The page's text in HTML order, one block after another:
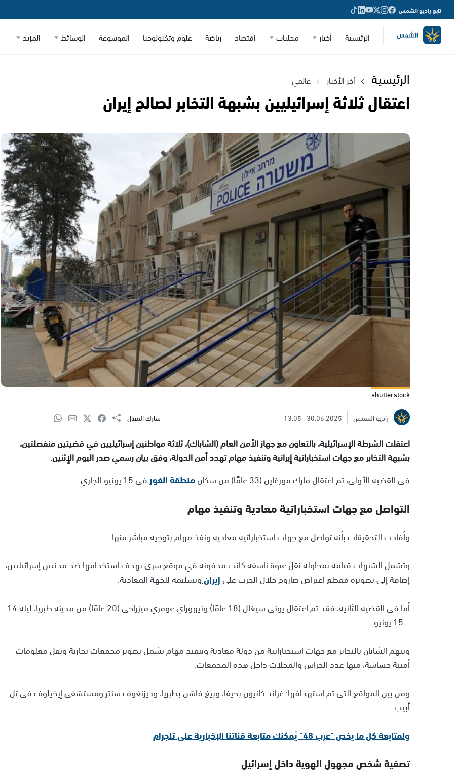
تابع راديو الشمس
الرئيسية أخبار محليات اقتصاد رياضة علوم وتكنولوجيا الموسوعة الوسائط المزيد
الرئيسية آخر الأخبار عالمي
اعتقال ثلاثة إسرائيليين بشبهة التخابر لصالح إيران
shutterstock
راديو الشمس
30.06.2025
13:05 شارك المقال
اعتقلت الشرطة الإسرائيلية، بالتعاون مع جهاز الأمن العام (الشاباك)، ثلاثة مواطنين إسرائيليين في قضيتين منفصلتين،
بشبهة التخابر مع جهات استخباراتية إيرانية وتنفيذ مهام تهدد أمن الدولة، وفق بيان رسمي صدر اليوم الإثنين.
في القضية الأولى، تم اعتقال مارك مورغاين (33 عامًا) من سكان
منطقة الغور في 15 يونيو الجاري.
التواصل مع جهات استخباراتية معادية وتنفيذ مهام
وأفادت التحقيقات بأنه تواصل مع جهات استخباراتية معادية ونفذ مهام بتوجيه مباشر منها.
وتشمل الشبهات قيامه بمحاولة نقل عبوة ناسفة كانت مدفونة في موقع سري بهدف استخدامها ضد مدنيين إسرائيليين،
إضافة إلى تصويره مقطع اعتراض صاروخ خلال الحرب علىإيرانوتسليمه للجهة المعادية.
أما في القضية الثانية، فقد تم اعتقال يوني سيغال (18 عامًا) ونيهوراي عومري ميزراحي (20 عامًا) من مدينة طبريا، ليلة 14
– 15 يونيو.
ويتهم الشابان بالتخابر مع جهات استخباراتية من دولة معادية وتنفيذ مهام تشمل تصوير مجمعات تجارية ونقل معلومات
أمنية حساسة، منها عدد الحراس والمحلات داخل هذه المجمعات.
ومن بين المواقع التي تم استهدافها: غراند كانيون بحيفا، وبيغ فاشن بطبريا، وديزنغوف سنتر ومستشفى إيخيلوف في تل
أبيب.
ولمتابعة كل ما يخص "عرب 48" يُمكنك متابعة قناتنا الإخبارية على تلجرام
تصفية شخص مجهول الهوية داخل إسرائيل